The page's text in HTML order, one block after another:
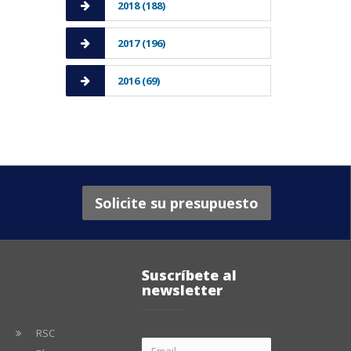
2018 (188)
2017 (196)
2016 (69)
Solicite su presupuesto
RSC
Suscríbete al
newsletter